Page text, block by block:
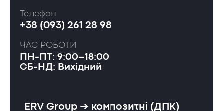
Телефон
+38 (093) 261 28 98
ЧАС РОБОТИ
ПН-ПТ: 9:00–18:00
СБ-НД: Вихідний
ERV Group ➔ композитні (ДПК)